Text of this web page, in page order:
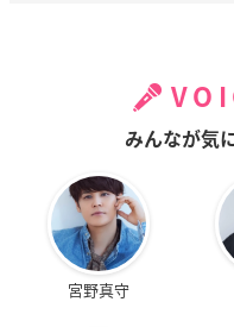
みんなが気
宮野真守